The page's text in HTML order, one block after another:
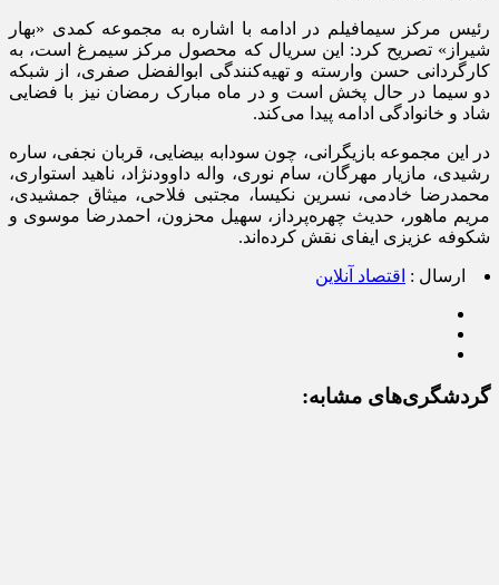
رئیس مرکز سیمافیلم در ادامه با اشاره به مجموعه کمدی «بهار
شیراز» تصریح کرد: این سریال که محصول مرکز سیمرغ است، به
کارگردانی حسن وارسته و تهیه‌کنندگی ابوالفضل صفری، از شبکه
دو سیما در حال پخش است و در ماه مبارک رمضان نیز با فضایی
شاد و خانوادگی ادامه پیدا می‌کند.
در این مجموعه بازیگرانی، چون سودابه بیضایی، قربان نجفی، ساره
رشیدی، مازیار مهرگان، سام نوری، واله داوودنژاد، ناهید استواری،
محمدرضا خادمی، نسرین نکیسا، مجتبی فلاحی، میثاق جمشیدی،
مریم ماهور، حدیث چهره‌پرداز، سهیل محزون، احمدرضا موسوی و
شکوفه عزیزی ایفای نقش کرده‌اند.
ارسال : اقتصاد آنلاین
گردشگری‌های مشابه: